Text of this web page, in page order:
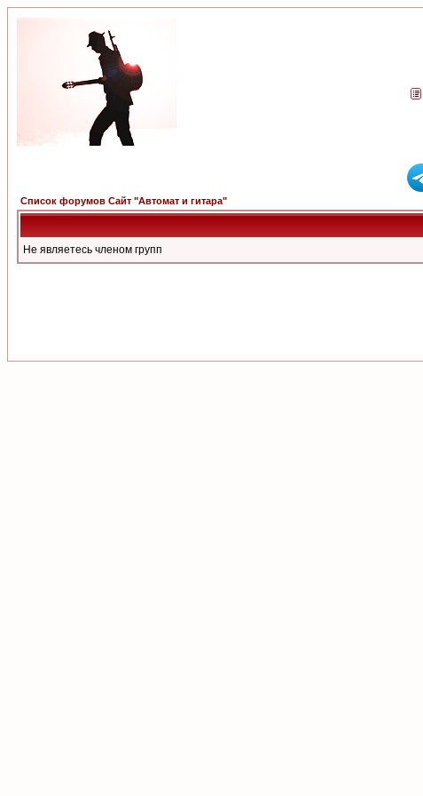
Список форумов Сайт "Автомат и гитара"
Не являетесь членом групп